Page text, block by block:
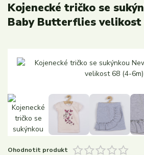
Kojenecké tričko se
Baby Butterflies velikost
Ohodnotit produkt